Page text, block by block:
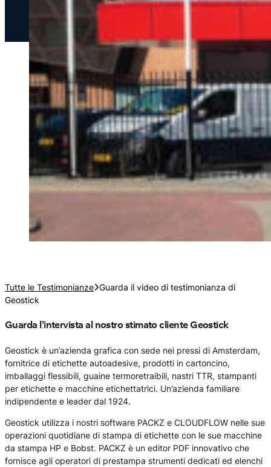
Tutte le Testimonianze Guarda il video di testimonianza di
Geostick
Guarda l’intervista al nostro stimato cliente Geostick
Geostick è un’azienda grafica con sede nei pressi di Amsterdam,
fornitrice di etichette autoadesive, prodotti in cartoncino,
imballaggi flessibili, guaine termoretraibili, nastri TTR, stampanti
per etichette e macchine etichettatrici. Un’azienda familiare
indipendente e leader dal 1924.
Geostick utilizza i nostri software PACKZ e CLOUDFLOW nelle sue
operazioni quotidiane di stampa di etichette con le sue macchine
da stampa HP e Bobst. PACKZ è un editor PDF innovativo che
fornisce agli operatori di prestampa strumenti dedicati ed elenchi